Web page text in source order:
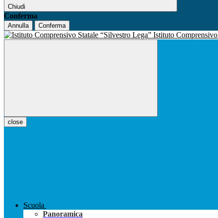
Chiudi
Conferma
Annulla Conferma
Istituto Comprensivo
close
Scuola
Panoramica